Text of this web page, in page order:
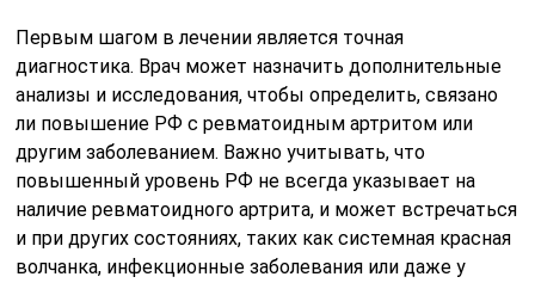
Первым шагом в лечении является точная
диагностика. Врач может назначить дополнительные
анализы и исследования, чтобы определить, связано
ли повышение РФ с ревматоидным артритом или
другим заболеванием. Важно учитывать, что
повышенный уровень РФ не всегда указывает на
наличие ревматоидного артрита, и может встречаться
и при других состояниях, таких как системная красная
волчанка, инфекционные заболевания или даже у